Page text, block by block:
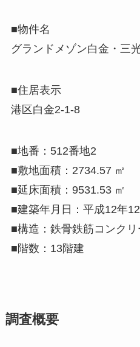
■物件名
グランドメゾン白金・三
■住居表示
港区白金2-1-8
■地番：512番地2
■敷地面積：2734.57 ㎡
■延床面積：9531.53 ㎡
■建築年月日：平成12年
■構造：鉄骨鉄筋コンク
■階数：13階建
調査概要